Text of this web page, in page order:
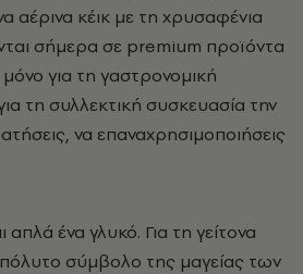
αέρινα κέικ με τη χρυσαφένια
σήμερα σε premium προϊόντα
για τη γαστρονομική
τη συλλεκτική συσκευασία την
να επαναχρησιμοποιήσεις
απλά ένα γλυκό. Για τη γείτονα
σύμβολο της μαγείας των